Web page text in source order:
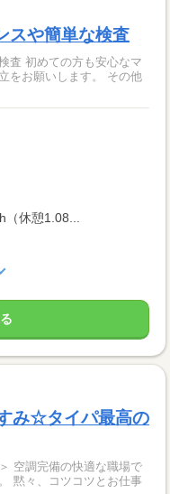
スや簡単な検査
査 初めての方も安心なマ
をお願いします。 その他
休憩1.08...
み☆タイパ最高の
空調完備の快適な職場で
黙々、コツコツとお仕事